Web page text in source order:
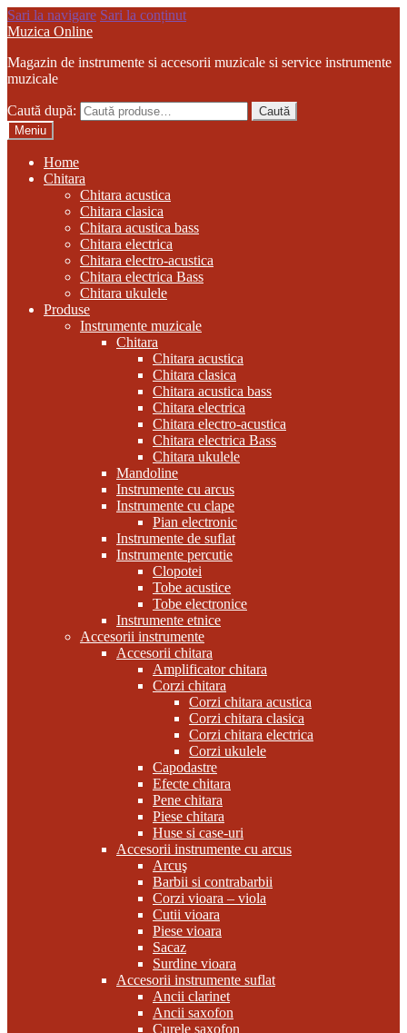
Sari la navigare Sari la conținut
Muzica Online
Magazin de instrumente si accesorii muzicale si service instrumente
muzicale
Caută după:
Caută
Meniu
Home
Chitara
Chitara acustica
Chitara clasica
Chitara acustica bass
Chitara electrica
Chitara electro-acustica
Chitara electrica Bass
Chitara ukulele
Produse
Instrumente muzicale
Chitara
Chitara acustica
Chitara clasica
Chitara acustica bass
Chitara electrica
Chitara electro-acustica
Chitara electrica Bass
Chitara ukulele
Mandoline
Instrumente cu arcus
Instrumente cu clape
Pian electronic
Instrumente de suflat
Instrumente percutie
Clopotei
Tobe acustice
Tobe electronice
Instrumente etnice
Accesorii instrumente
Accesorii chitara
Amplificator chitara
Corzi chitara
Corzi chitara acustica
Corzi chitara clasica
Corzi chitara electrica
Corzi ukulele
Capodastre
Efecte chitara
Pene chitara
Piese chitara
Huse si case-uri
Accesorii instrumente cu arcus
Arcuş
Barbii si contrabarbii
Corzi vioara – viola
Cutii vioara
Piese vioara
Sacaz
Surdine vioara
Accesorii instrumente suflat
Ancii clarinet
Ancii saxofon
Curele saxofon